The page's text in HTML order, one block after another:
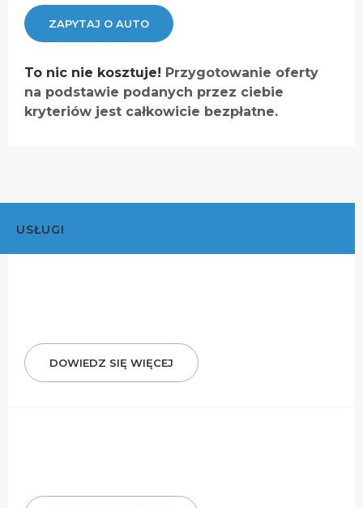
ZAPYTAJ O AUTO
To nic nie kosztuje! Przygotowanie oferty
na podstawie podanych przez ciebie
kryteriów jest całkowicie bezpłatne.
USŁUGI
DOWIEDZ SIĘ WIĘCEJ